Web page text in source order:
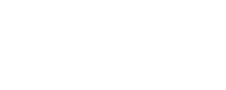
・当個人情報の
が図られるよう